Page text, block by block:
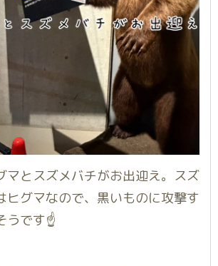
マとスズメバチがお出迎え。スズ
ヒグマなので、黒いものに攻撃す
うです☝️